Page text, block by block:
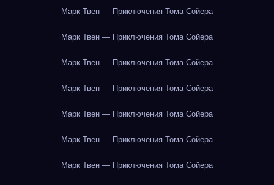
Марк Твен — Приключения Тома Сойера
Марк Твен — Приключения Тома Сойера
Марк Твен — Приключения Тома Сойера
Марк Твен — Приключения Тома Сойера
Марк Твен — Приключения Тома Сойера
Марк Твен — Приключения Тома Сойера
Марк Твен — Приключения Тома Сойера